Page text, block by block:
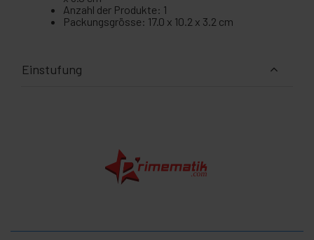
Anzahl der Produkte: 1
Packungsgrösse: 17.0 x 10.2 x 3.2 cm
Einstufung